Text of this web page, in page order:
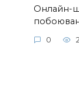
Онлайн-
0